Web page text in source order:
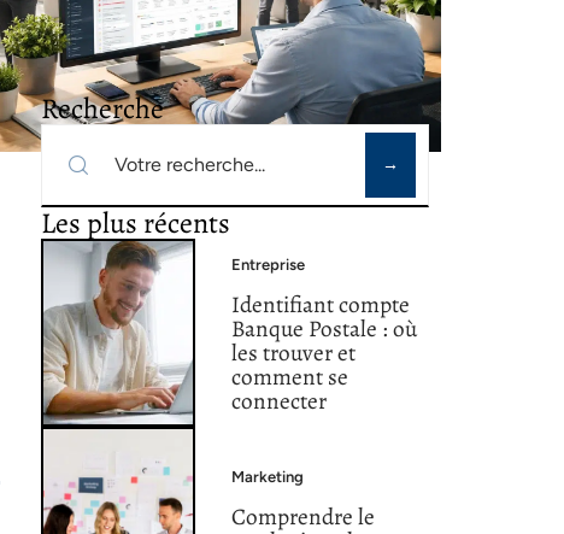
Recherche
Les plus récents
Entreprise
Identifiant compte
Banque Postale : où
les trouver et
comment se
connecter
Marketing
Comprendre le